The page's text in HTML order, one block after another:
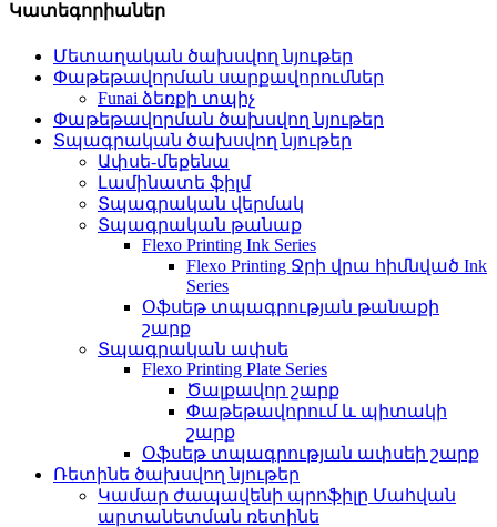
Կատեգորիաներ
Մետաղական ծախսվող նյութեր
Փաթեթավորման սարքավորումներ
Funai ձեռքի տպիչ
Փաթեթավորման ծախսվող նյութեր
Տպագրական ծախսվող նյութեր
Ափսե-մեքենա
Լամինատե ֆիլմ
Տպագրական վերմակ
Տպագրական թանաք
Flexo Printing Ink Series
Flexo Printing Ջրի վրա հիմնված Ink
Series
Օֆսեթ տպագրության թանաքի
շարք
Տպագրական ափսե
Flexo Printing Plate Series
Ծալքավոր շարք
Փաթեթավորում և պիտակի
շարք
Օֆսեթ տպագրության ափսեի շարք
Ռետինե ծախսվող նյութեր
Կամար ժապավենի պրոֆիլը Մահվան
արտանետման ռետինե